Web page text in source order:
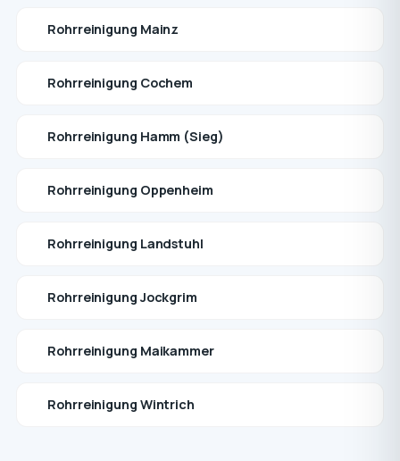
Rohrreinigung Mainz
Rohrreinigung Cochem
Rohrreinigung Hamm (Sieg)
Rohrreinigung Oppenheim
Rohrreinigung Landstuhl
Rohrreinigung Jockgrim
Rohrreinigung Maikammer
Rohrreinigung Wintrich